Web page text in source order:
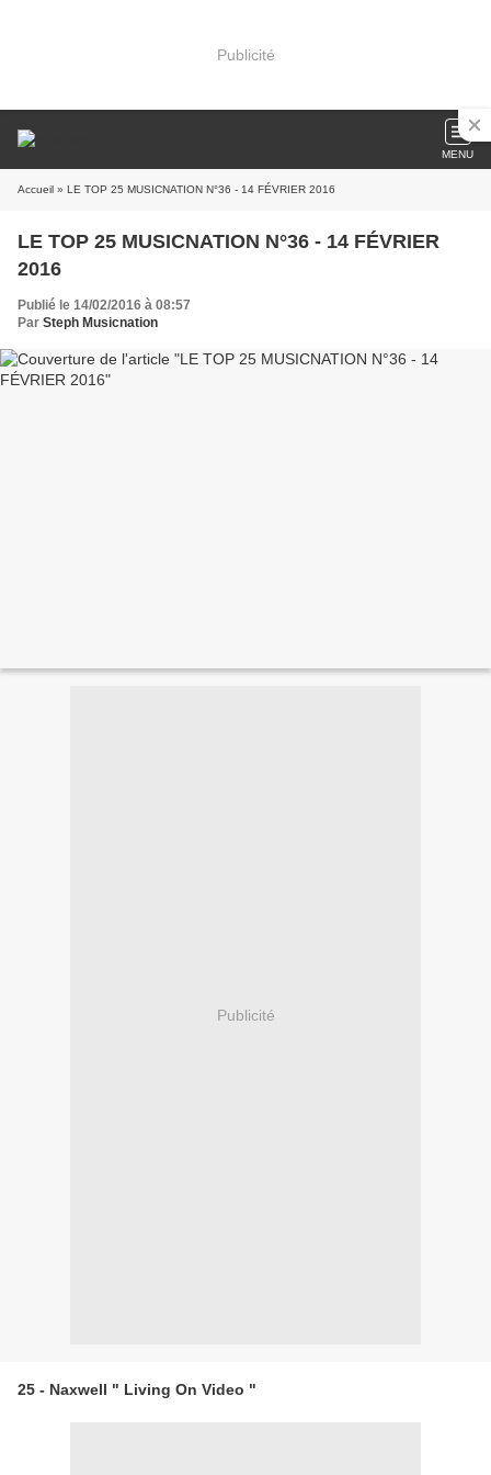
Publicité
MENU
Accueil » LE TOP 25 MUSICNATION N°36 - 14 FÉVRIER 2016
LE TOP 25 MUSICNATION N°36 - 14 FÉVRIER
2016
Publié le 14/02/2016 à 08:57
Par Steph Musicnation
Publicité
25 - Naxwell " Living On Video "